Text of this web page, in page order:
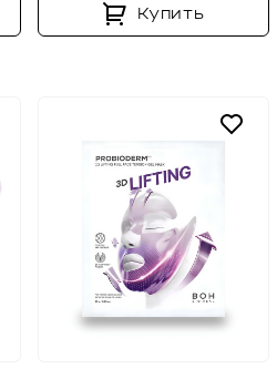
Купить